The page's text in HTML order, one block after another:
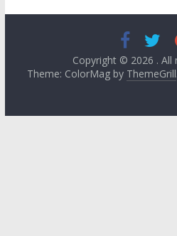
Copyright © 2026 . All
Theme: ColorMag by ThemeGrill